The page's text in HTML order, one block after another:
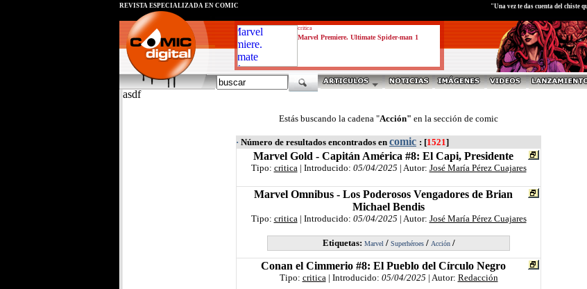
critica
Marvel Premiere. Ultimate Spider-man 1
REVISTA ESPECIALIZADA EN CÓMIC "Una vez te das cuenta del chiste
asdf
Estás buscando la cadena "Acción" en la sección de comic
· Número de resultados encontrados en comic : [1521]
Marvel Gold - Capitán América #8: El Capi, Presidente
Tipo: critica| Introducido: 05/04/2025 | Autor: José María Pérez Cuajares
Marvel Omnibus - Los Poderosos Vengadores de Brian
Michael Bendis
Tipo: critica| Introducido: 05/04/2025 | Autor: José María Pérez Cuajares
Etiquetas: Marvel/ Superhéroes/ Acción/
Conan el Cimmerio #8: El Pueblo del Círculo Negro
Tipo: critica| Introducido: 05/04/2025 | Autor: Redacción